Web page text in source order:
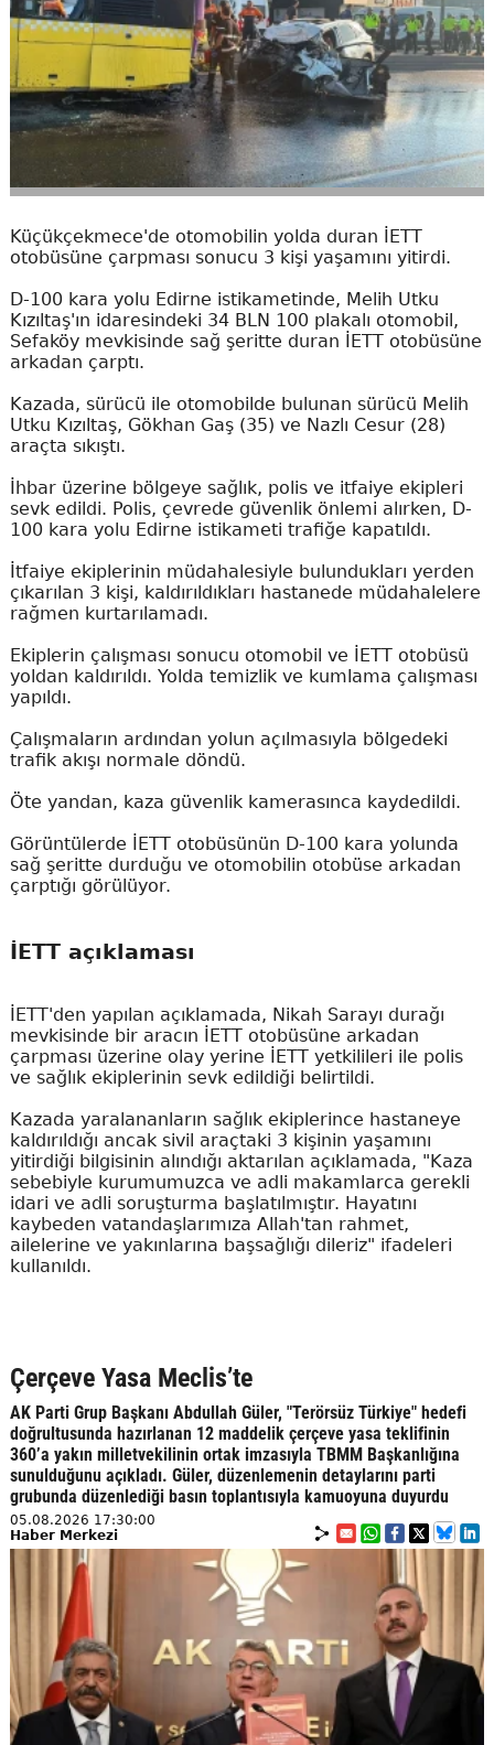
Küçükçekmece'de otomobilin yolda duran İETT
otobüsüne çarpması sonucu 3 kişi yaşamını yitirdi.
D-100 kara yolu Edirne istikametinde, Melih Utku
Kızıltaş'ın idaresindeki 34 BLN 100 plakalı otomobil,
Sefaköy mevkisinde sağ şeritte duran İETT otobüsüne
arkadan çarptı.
Kazada, sürücü ile otomobilde bulunan sürücü Melih
Utku Kızıltaş, Gökhan Gaş (35) ve Nazlı Cesur (28)
araçta sıkıştı.
İhbar üzerine bölgeye sağlık, polis ve itfaiye ekipleri
sevk edildi. Polis, çevrede güvenlik önlemi alırken, D-
100 kara yolu Edirne istikameti trafiğe kapatıldı.
İtfaiye ekiplerinin müdahalesiyle bulundukları yerden
çıkarılan 3 kişi, kaldırıldıkları hastanede müdahalelere
rağmen kurtarılamadı.
Ekiplerin çalışması sonucu otomobil ve İETT otobüsü
yoldan kaldırıldı. Yolda temizlik ve kumlama çalışması
yapıldı.
Çalışmaların ardından yolun açılmasıyla bölgedeki
trafik akışı normale döndü.
Öte yandan, kaza güvenlik kamerasınca kaydedildi.
Görüntülerde İETT otobüsünün D-100 kara yolunda
sağ şeritte durduğu ve otomobilin otobüse arkadan
çarptığı görülüyor.
İETT açıklaması
İETT'den yapılan açıklamada, Nikah Sarayı durağı
mevkisinde bir aracın İETT otobüsüne arkadan
çarpması üzerine olay yerine İETT yetkilileri ile polis
ve sağlık ekiplerinin sevk edildiği belirtildi.
Kazada yaralananların sağlık ekiplerince hastaneye
kaldırıldığı ancak sivil araçtaki 3 kişinin yaşamını
yitirdiği bilgisinin alındığı aktarılan açıklamada, "Kaza
sebebiyle kurumumuzca ve adli makamlarca gerekli
idari ve adli soruşturma başlatılmıştır. Hayatını
kaybeden vatandaşlarımıza Allah'tan rahmet,
ailelerine ve yakınlarına başsağlığı dileriz" ifadeleri
kullanıldı.
Çerçeve Yasa Meclis’te
AK Parti Grup Başkanı Abdullah Güler, "Terörsüz Türkiye" hedefi
doğrultusunda hazırlanan 12 maddelik çerçeve yasa teklifinin
360’a yakın milletvekilinin ortak imzasıyla TBMM Başkanlığına
sunulduğunu açıkladı. Güler, düzenlemenin detaylarını parti
grubunda düzenlediği basın toplantısıyla kamuoyuna duyurdu
05.08.2026 17:30:00
Haber Merkezi